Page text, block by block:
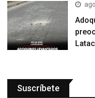
Suscríbete